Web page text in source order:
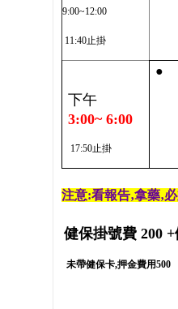
9:00~12:00
11:40止掛
下午
3:00~ 6:00
17:50止掛
●
注意:看報告‚拿藥‚
健保掛號費 200 +
未帶健保卡,押金費用500